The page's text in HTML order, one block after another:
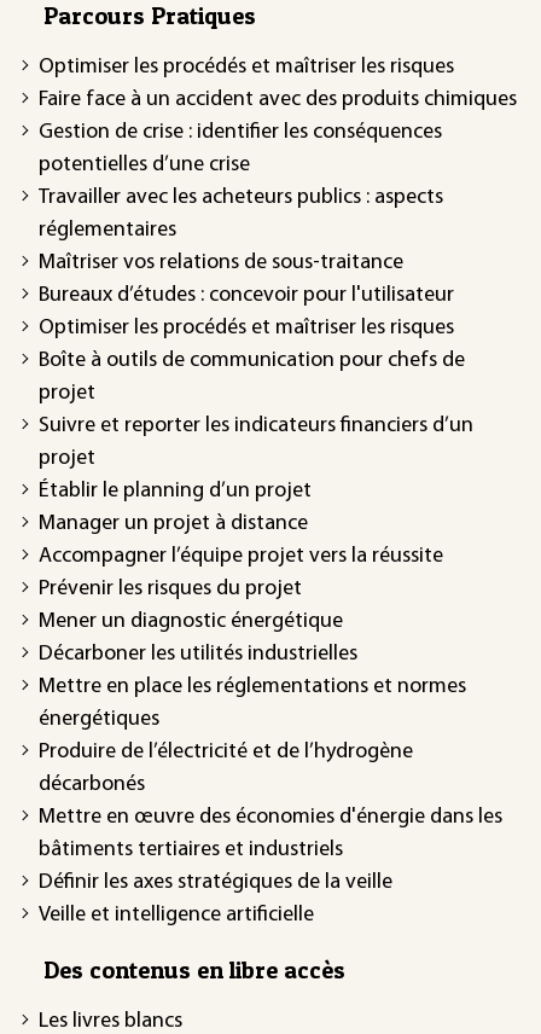
Parcours Pratiques
Optimiser les procédés et maîtriser les risques
Faire face à un accident avec des produits chimiques
Gestion de crise : identifier les conséquences
potentielles d’une crise
Travailler avec les acheteurs publics : aspects
réglementaires
Maîtriser vos relations de sous-traitance
Bureaux d’études : concevoir pour l'utilisateur
Optimiser les procédés et maîtriser les risques
Boîte à outils de communication pour chefs de
projet
Suivre et reporter les indicateurs financiers d’un
projet
Établir le planning d’un projet
Manager un projet à distance
Accompagner l’équipe projet vers la réussite
Prévenir les risques du projet
Mener un diagnostic énergétique
Décarboner les utilités industrielles
Mettre en place les réglementations et normes
énergétiques
Produire de l’électricité et de l’hydrogène
décarbonés
Mettre en œuvre des économies d'énergie dans les
bâtiments tertiaires et industriels
Définir les axes stratégiques de la veille
Veille et intelligence artificielle
Des contenus en libre accès
Les livres blancs